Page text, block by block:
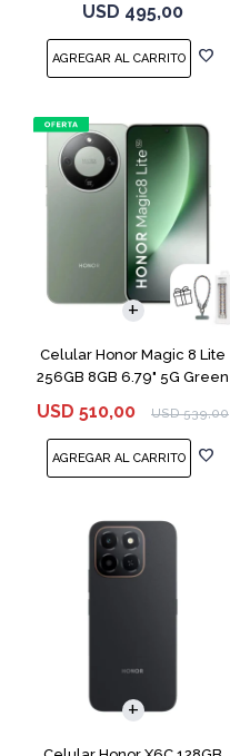
USD 495,00
Celular Honor Magic 8 Lite
256GB 8GB 6.79" 5G Green
USD 510,00 USD 539,00
COMPARAR
COMPARAR